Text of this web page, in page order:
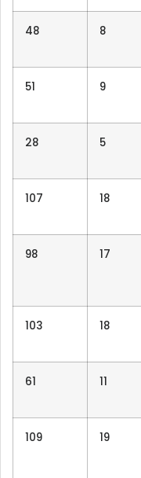
48 8
51 9
28 5
107 18
98 17
103 18
61 11
109 19